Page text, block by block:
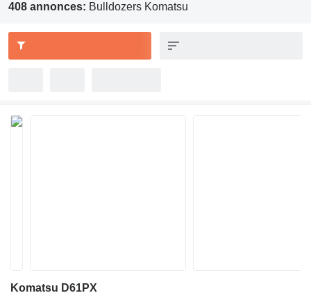
408 annonces: Bulldozers Komatsu
Komatsu D61PX